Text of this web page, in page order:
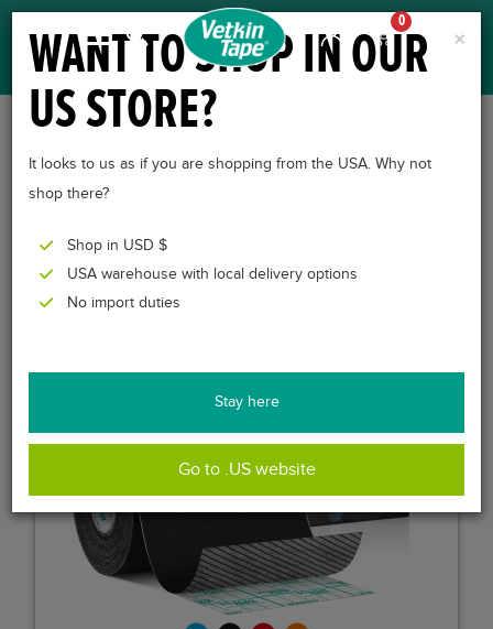
0
VETKINTAPE® 10CM X
5M
×
WANT TO SHOP IN OUR
US STORE?
It looks to us as if you are shopping from the USA. Why not
shop there?
Shop in USD $
USA warehouse with local delivery options
No import duties
Stay here
Go to .US website